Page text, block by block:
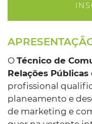
O Técnico de
Relações
profissional
planeamento e
de marketing e